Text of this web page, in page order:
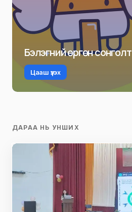
Бэлэгний өргөн сонголт
Цааш үзэх
ДАРАА НЬ УНШИХ